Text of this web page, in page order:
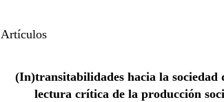
Artículos
(In)transitabilidades hacia la sociedad
lectura crítica de la producción